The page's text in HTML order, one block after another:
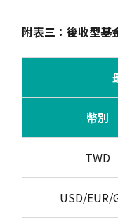
附表三：後收型基
幣別
TWD
USD/EUR/